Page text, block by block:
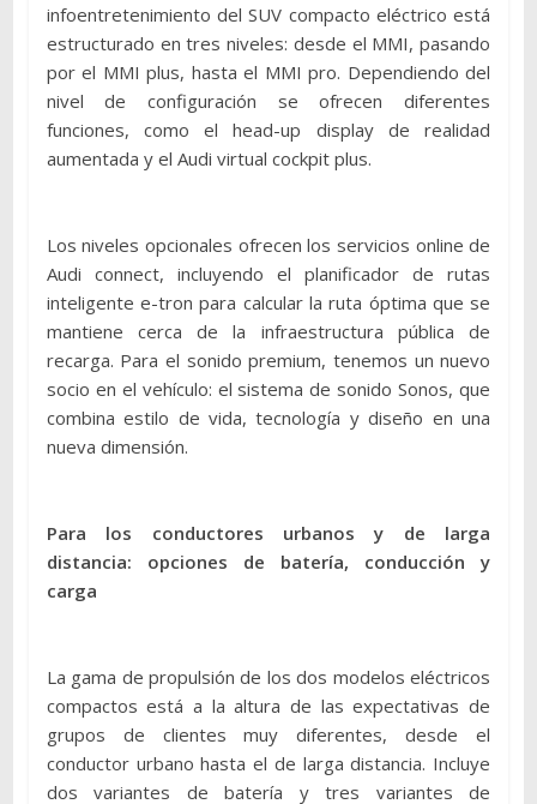
infoentretenimiento del SUV compacto eléctrico está
estructurado en tres niveles: desde el MMI, pasando
por el MMI plus, hasta el MMI pro. Dependiendo del
nivel de configuración se ofrecen diferentes
funciones, como el head-up display de realidad
aumentada y el Audi virtual cockpit plus.
Los niveles opcionales ofrecen los servicios online de
Audi connect, incluyendo el planificador de rutas
inteligente e-tron para calcular la ruta óptima que se
mantiene cerca de la infraestructura pública de
recarga. Para el sonido premium, tenemos un nuevo
socio en el vehículo: el sistema de sonido Sonos, que
combina estilo de vida, tecnología y diseño en una
nueva dimensión.
Para los conductores urbanos y de larga
distancia: opciones de batería, conducción y
carga
La gama de propulsión de los dos modelos eléctricos
compactos está a la altura de las expectativas de
grupos de clientes muy diferentes, desde el
conductor urbano hasta el de larga distancia. Incluye
dos variantes de batería y tres variantes de